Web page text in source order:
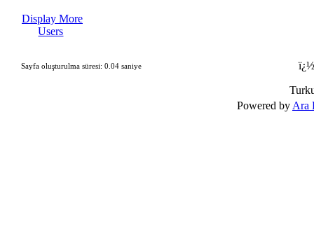
Display More
Users
Sayfa oluşturulma süresi: 0.04 saniye
Powered by